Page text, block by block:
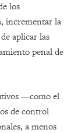
los
incrementar la
aplicar las
penal de
—como el
de control
a menos